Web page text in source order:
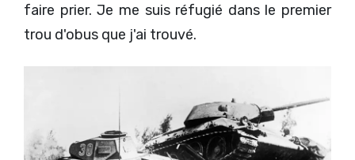
faire prier. Je me suis réfugié dans le premier
trou d'obus que j'ai trouvé.